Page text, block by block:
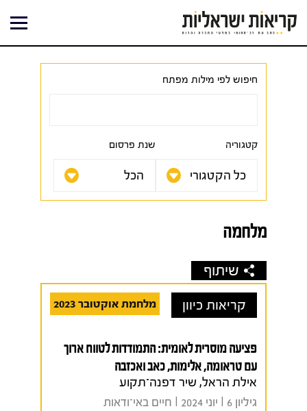
לתוכן
חיפוש לפי מילות מפתח
קטגוריה שנת פרסום
מלחמה
שיתוף
מלחמת אוקטובר 2023 קריאות כיוון
פציעה מוסרית לאומית: התמודדות לטווח ארוך
עם טראומה, אלימות, כאב ואכזבה
אילת הראל, שיר דפנה־תקוע
גיליון 6 I יוני 2024 I חיים באי־ודאות